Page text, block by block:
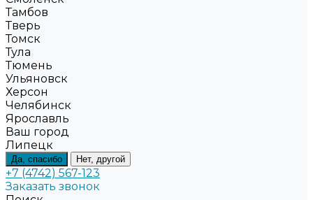
Тамбов
Тверь
Томск
Тула
Тюмень
Ульяновск
Херсон
Челябинск
Ярославль
Ваш город
Липецк
Да, спасибо Нет, другой
+7 (4742) 567-123
Заказать звонок